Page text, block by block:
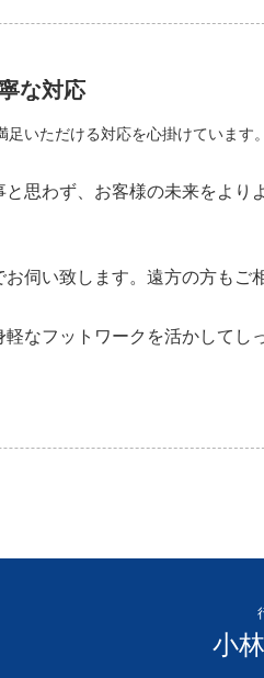
な対応
いただける対応を心掛けています。
思わず、お客様の未来をより
伺い致します。遠方の方もご
なフットワークを活かしてし
小